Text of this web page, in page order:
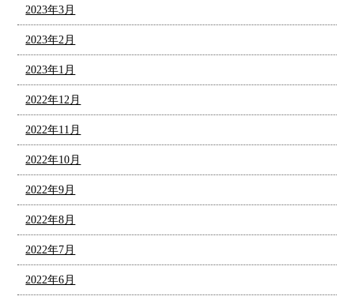
2023年3月
2023年2月
2023年1月
2022年12月
2022年11月
2022年10月
2022年9月
2022年8月
2022年7月
2022年6月